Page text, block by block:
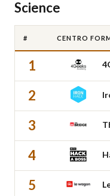
Science
# CENTRO
1
2
3
4
5